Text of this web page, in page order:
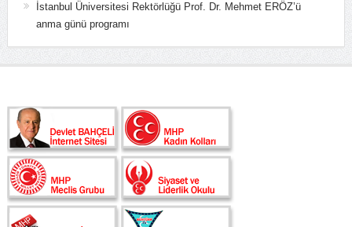
İstanbul Üniversitesi Rektörlüğü Prof. Dr. Mehmet ERÖZ’ü
anma günü programı